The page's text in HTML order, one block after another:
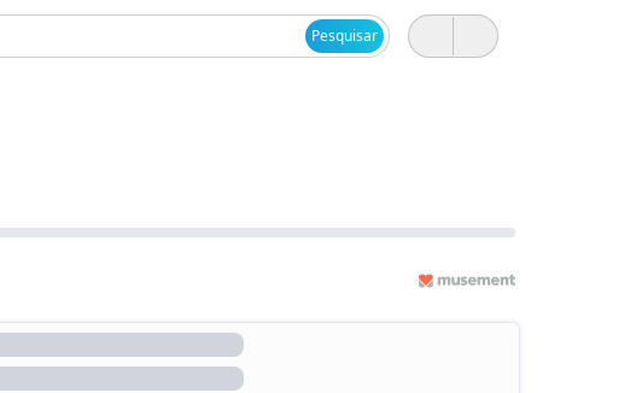
Pesquisar